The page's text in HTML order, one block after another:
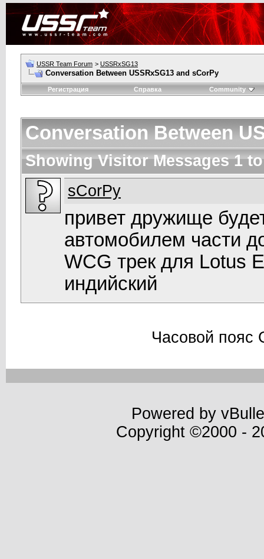
USSR Team Forum > USSRxSG13
Conversation Between USSRxSG13 and sCorPy
Регистрация Справка Community
Conversation Between
Showing Visitor Messages 1
sCorPy
привет дружище
автомобилем части
WCG трек для Lotus
индийский
Часовой пояс
Powered by
Copyright ©2000 -